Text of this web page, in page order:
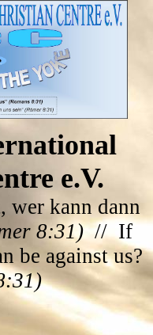
e.V.
wer kann dann
8:31)// If
be against us?